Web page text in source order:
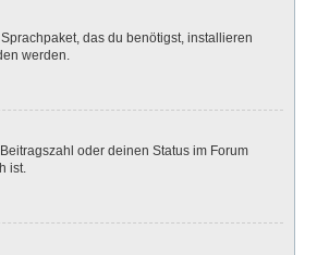
das du benötigst, installieren
werden.
oder deinen Status im Forum
ist.